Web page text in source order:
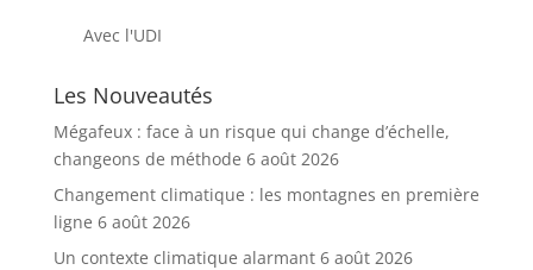
Avec l'UDI
Les Nouveautés
Mégafeux : face à un risque qui change d’échelle,
changeons de méthode 6 août 2026
Changement climatique : les montagnes en première
ligne 6 août 2026
Un contexte climatique alarmant 6 août 2026